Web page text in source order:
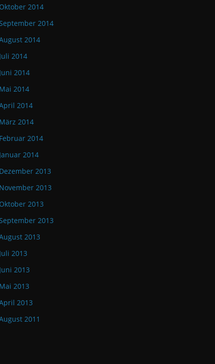
Oktober 2014
2014
2014
Juli 2014
Juni 2014
Mai 2014
2014
März 2014
Februar 2014
Januar 2014
Dezember 2013
November 2013
Oktober 2013
2013
2013
Juli 2013
Juni 2013
Mai 2013
2013
2011